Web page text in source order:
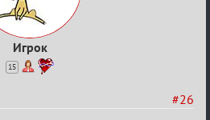
Игрок
15
#26